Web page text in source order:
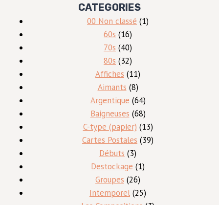
CATEGORIES
00 Non classé 11
60s 1616
produits
70s 4040
produits
80s 3232
produits
Affiches 1111
produits
Aimants 88
produits
Argentique 6464
produits
Baigneuses 6868
produits
C-type (papier) 1313
produits
Cartes Postales 3939
Débuts 33
produits
Destockage 11
Groupes 2626
produits
Intemporel 2525